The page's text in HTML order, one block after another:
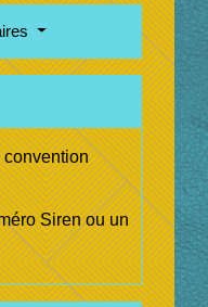
convention
Siren ou un